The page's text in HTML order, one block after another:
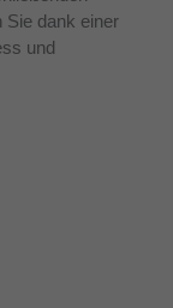
Sie dank einer
und